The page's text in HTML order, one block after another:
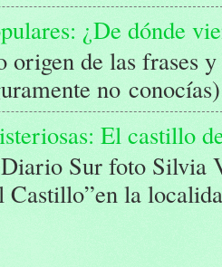
¿De dónde
origen de las frases
no
El castillo
Sur foto Silvia
Castillo”en la